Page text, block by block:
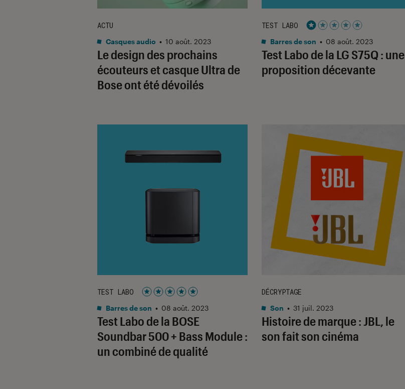
Le design des prochains
écouteurs et casque Ultra de
Bose ont été dévoilés
ACTU
Casques audio • 10 août. 2023
Test Labo de la LG S75Q : une
proposition décevante
TEST LABO
Noté 1 étoiles sur 5
Barres de son • 08 août. 2023
Test Labo de la BOSE
Soundbar 500 + Bass Module :
un combiné de qualité
TEST LABO
Noté 5 étoiles sur 5
Barres de son • 08 août. 2023
Histoire de marque : JBL, le
son fait son cinéma
DÉCRYPTAGE
Son • 31 juil. 2023